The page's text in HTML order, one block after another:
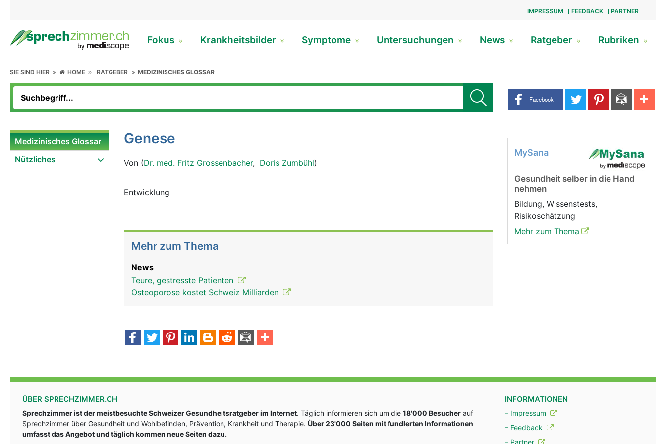
IMPRESSUM FEEDBACK PARTNER
Fokus Krankheitsbilder Symptome Untersuchungen News Ratgeber Rubriken
SIE SIND HIER HOME RATGEBER MEDIZINISCHES GLOSSAR
Share buttons
Facebook
Medizinisches Glossar
Nützliches
Genese
Von (Dr. med. Fritz Grossenbacher, Doris Zumbühl)
Entwicklung
Mehr zum Thema
News
Teure, gestresste Patienten
Osteoporose kostet Schweiz Milliarden
MySana
Gesundheit selber in die Hand
nehmen
Bildung, Wissenstests,
Risikoschätzung
Mehr zum Thema
ÜBER SPRECHZIMMER.CH
Sprechzimmer ist der meistbesuchte Schweizer Gesundheitsratgeber im Internet. Täglich informieren sich um die 18'000 Besucher auf
Sprechzimmer über Gesundheit und Wohlbefinden, Prävention, Krankheit und Therapie. Über 23'000 Seiten mit fundlerten Informationen
umfasst das Angebot und täglich kommen neue Seiten dazu.
INFORMATIONEN
– Impressum
– Feedback
– Partner